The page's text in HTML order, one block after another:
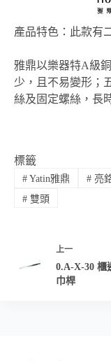
產品特色：此款有
雅鼎以樂器特A級
少，且不易變形；
絲及固定螺絲，長
標籤
#Yatin雅鼎 #亮
#雙頭
上一
0.A-X-30 櫃
巾桿